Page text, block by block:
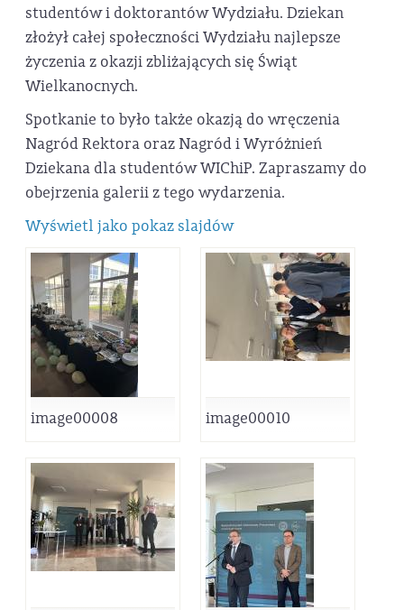
studentów i doktorantów Wydziału. Dziekan
złożył całej społeczności Wydziału najlepsze
życzenia z okazji zbliżających się Świąt
Wielkanocnych.
Spotkanie to było także okazją do wręczenia
Nagród Rektora oraz Nagród i Wyróżnień
Dziekana dla studentów WIChiP. Zapraszamy do
obejrzenia galerii z tego wydarzenia.
Wyświetl jako pokaz slajdów
image00008 image00010